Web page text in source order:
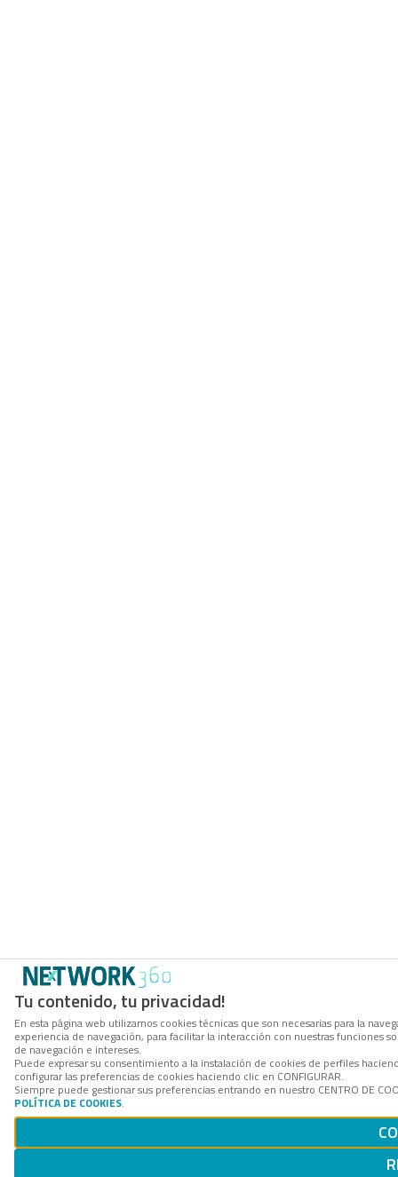
Tu contenido, tu privacidad!
En esta página web utilizamos cookies técnicas que son necesarias para la
experiencia de navegación, para facilitar la interacción con nuestras funciones
de navegación e intereses.
Puede expresar su consentimiento a la instalación de cookies de perfiles
configurar las preferencias de cookies haciendo clic en CONFIGURAR.
Siempre puede gestionar sus preferencias entrando en nuestro CENTRO DE
POLÍTICA DE COOKIES.